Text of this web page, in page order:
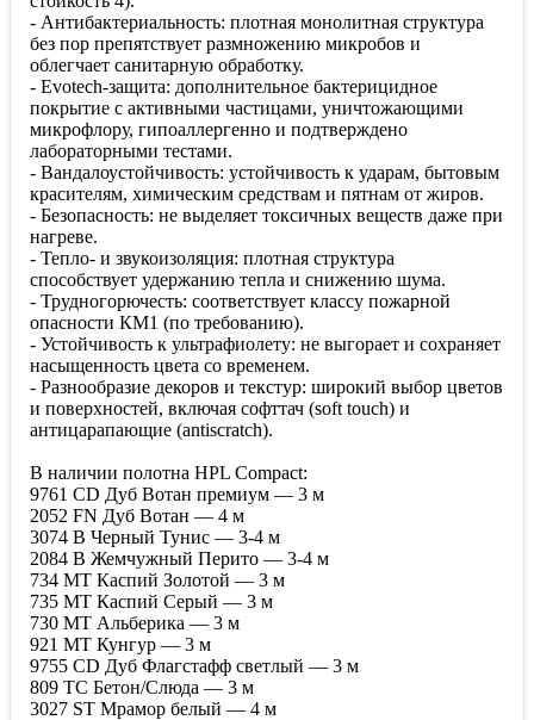
- Антибактериальность: плотная монолитная структура
без пор препятствует размножению микробов и
облегчает санитарную обработку.
- Evotech-защита: дополнительное бактерицидное
покрытие с активными частицами, уничтожающими
микрофлору, гипоаллергенно и подтверждено
лабораторными тестами.
- Вандалоустойчивость: устойчивость к ударам, бытовым
красителям, химическим средствам и пятнам от жиров.
- Безопасность: не выделяет токсичных веществ даже при
нагреве.
- Тепло- и звукоизоляция: плотная структура
способствует удержанию тепла и снижению шума.
- Трудногорючесть: соответствует классу пожарной
опасности КМ1 (по требованию).
- Устойчивость к ультрафиолету: не выгорает и сохраняет
насыщенность цвета со временем.
- Разнообразие декоров и текстур: широкий выбор цветов
и поверхностей, включая софттач (soft touch) и
антицарапающие (antiscratch).
В наличии полотна HPL Compact:
9761 CD Дуб Вотан премиум — 3 м
2052 FN Дуб Вотан — 4 м
3074 B Черный Тунис — 3-4 м
2084 B Жемчужный Перито — 3-4 м
734 МТ Каспий Золотой — 3 м
735 МТ Каспий Серый — 3 м
730 МТ Альберика — 3 м
921 МТ Кунгур — 3 м
9755 CD Дуб Флагстафф светлый — 3 м
809 ТС Бетон/Слюда — 3 м
3027 ST Мрамор белый — 4 м